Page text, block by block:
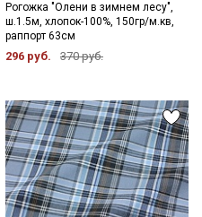
Рогожка "Олени в зимнем лесу",
ш.1.5м, хлопок-100%, 150гр/м.кв,
раппорт 63см
296 руб. 370 руб.